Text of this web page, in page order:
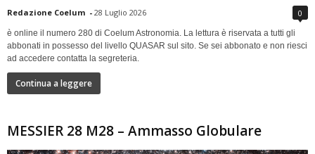
Redazione Coelum - 28 Luglio 2026 0
è online il numero 280 di Coelum Astronomia. La lettura è riservata a tutti gli
abbonati in possesso del livello QUASAR sul sito. Se sei abbonato e non riesci
ad accedere contatta la segreteria.
Continua a leggere
MESSIER 28 M28 – Ammasso Globulare